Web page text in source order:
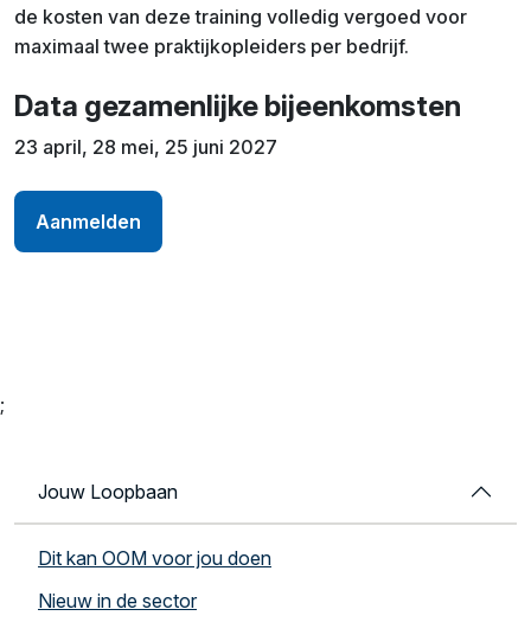
de kosten van deze training volledig vergoed voor
maximaal twee praktijkopleiders per bedrijf.
Data gezamenlijke bijeenkomsten
23 april, 28 mei, 25 juni 2027
Aanmelden
;
Jouw Loopbaan
Dit kan OOM voor jou doen
Nieuw in de sector